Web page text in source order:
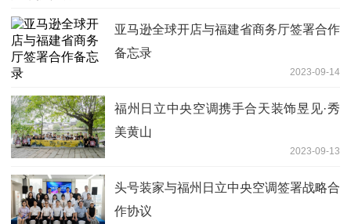
亚马逊全球开店与福建省商务厅签署合作
备忘录
2023-09-14
福州日立中央空调携手合天装饰昱见·秀
美黄山
2023-09-13
头号装家与福州日立中央空调签署战略合
作协议